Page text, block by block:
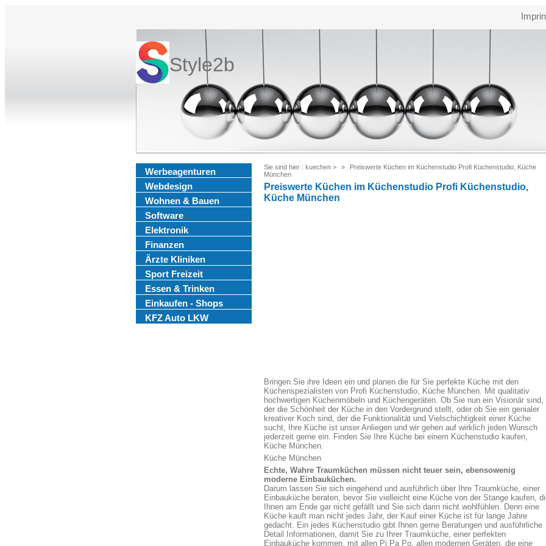
Style2b
Werbeagenturen
Webdesign
Wohnen & Bauen
Software
Elektronik
Finanzen
Ärzte Kliniken
Sport Freizeit
Essen & Trinken
Einkaufen - Shops
KFZ Auto LKW
Sie sind hier : kuechen >
Preiswerte Küchen im Küchenstudio Profi Küchenstudio, Küche
München
Preiswerte Küchen im Küchenstudio Profi Küchenstudio,
Küche München
Bringen Sie ihre Ideen ein und planen die für Sie perfekte Küche mit den
Küchenspezialisten von Profi Küchenstudio, Küche München. Mit qualitativ
hochwertigen Küchenmöbeln und Küchengeräten. Ob Sie nun ein Visionär sind,
der die Schönheit der Küche in den Vordergrund stellt, oder ob Sie ein genialer
kreativer Koch sind, der die Funktionalität und Vielschichtigkeit einer Küche
sucht, Ihre Küche ist unser Anliegen und wir gehen auf wirklich jeden Wunsch
jederzeit gerne ein. Finden Sie Ihre Küche bei einem Küchenstudio kaufen,
Küche München.
Küche München
Echte, Wahre Traumküchen müssen nicht teuer sein, ebensowenig
moderne Einbauküchen.
Darum lassen Sie sich eingehend und ausführlich über Ihre Traumküche, einer
Einbauküche beraten, bevor Sie vielleicht eine Küche von der Stange kaufen,
Ihnen am Ende gar nicht gefällt und Sie sich darin nicht wohlfühlen. Denn eine
Küche kauft man nicht jedes Jahr, der Kauf einer Küche ist für lange Jahre
gedacht. Ein jedes Küchenstudio gibt Ihnen gerne Beratungen und ausführliche
Detail Informationen, damit Sie zu Ihrer Traumküche, einer perfekten
Einbauküche kommen, mit allen Pi Pa Po, allen modernen Geräten, die eine